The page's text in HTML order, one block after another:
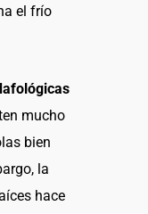
el frío
mucho
bien
la
hace